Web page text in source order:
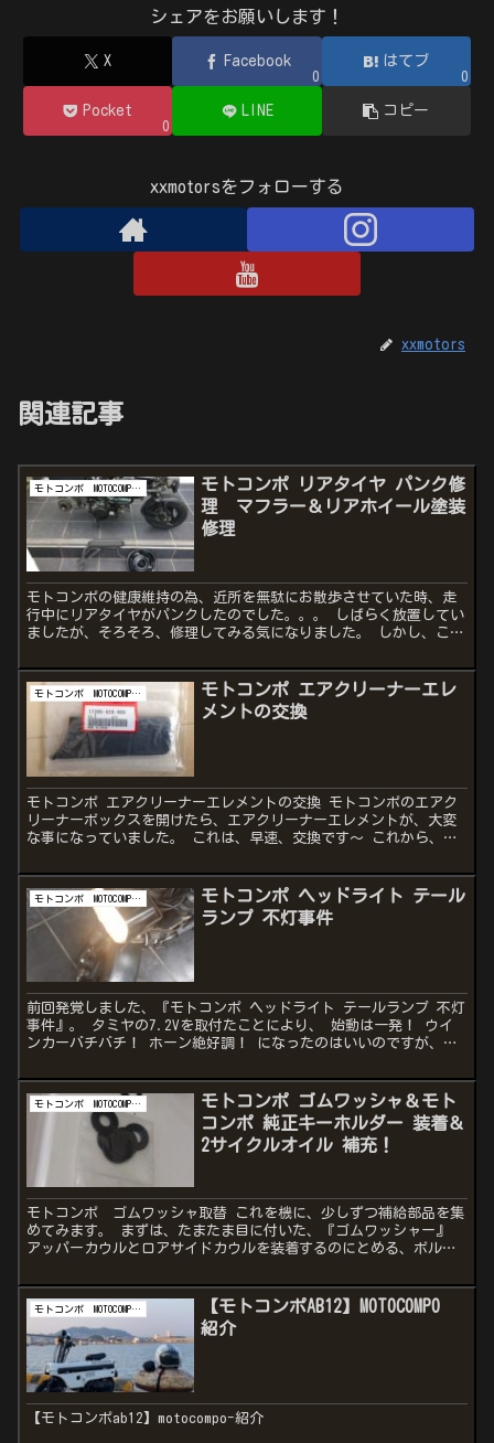
シェアをお願いします！
X Facebook
0
はてブ
0
Pocket
0
LINE コピー
xxmotorsをフォローする
xxmotors
関連記事
モトコンポ MOTOCOMPO AB12
モトコンポ リアタイヤ パンク修
理 マフラー＆リアホイール塗装
修理
モトコンポの健康維持の為、近所を無駄にお散歩させていた時、走
行中にリアタイヤがパンクしたのでした。。。 しばらく放置してい
ましたが、そろそろ、修理してみる気になりました。 しかし、これ
モトコンポ MOTOCOMPO AB12
モトコンポ エアクリーナーエレ
メントの交換
モトコンポ エアクリーナーエレメントの交換 モトコンポのエアク
リーナーボックスを開けたら、エアクリーナーエレメントが、大変
な事になっていました。 これは、早速、交換です〜 これから、モ
モトコンポ MOTOCOMPO AB12
モトコンポ ヘッドライト テール
ランプ 不灯事件
前回発覚しました、『モトコンポ ヘッドライト テールランプ 不灯
事件』。 タミヤの7.2Vを取付たことにより、 始動は一発！ ウイ
ンカーバチバチ！ ホーン絶好調！ になったのはいいのですが、今
モトコンポ MOTOCOMPO AB12
モトコンポ ゴムワッシャ＆モト
コンポ 純正キーホルダー 装着＆
2サイクルオイル 補充！
モトコンポ ゴムワッシャ取替 これを機に、少しずつ補給部品を集
めてみます。 まずは、たまたま目に付いた、『ゴムワッシャー』
アッパーカウルとロアサイドカウルを装着するのにとめる、ボルト
モトコンポ MOTOCOMPO AB12
【モトコンポAB12】MOTOCOMPO
紹介
【モトコンポab12】motocompo-紹介